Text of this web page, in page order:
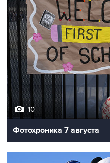
10
Фотохроника 7 августа